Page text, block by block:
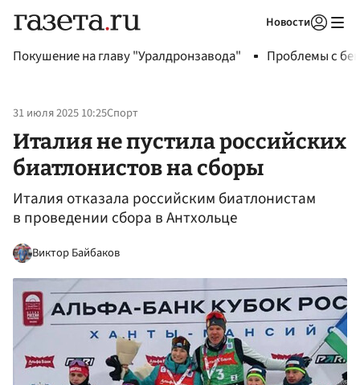
Новости
Покушение на главу "Уралдронзавода" Проблемы с
31 июля 2025 10:25Спорт
Италия не пустила российских
биатлонистов на сборы
Италия отказала российским биатлонистам
в проведении сбора в Антхольце
Виктор Байбаков